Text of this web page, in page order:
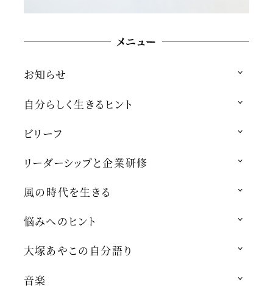
メニュー
お知らせ
自分らしく生きるヒント
ビリーフ
リーダーシップと企業研修
風の時代を生きる
悩みへのヒント
大塚あやこの自分語り
音楽